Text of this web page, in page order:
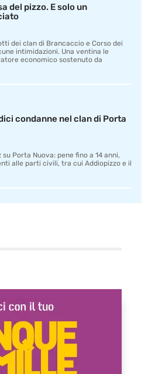
del pizzo. E solo un
dei clan di Brancaccio e Corso dei
intimidazioni. Una ventina le
economico sostenuto da
condanne nel clan di Porta
Porta Nuova: pene fino a 14 anni,
alle parti civili, tra cui Addiopizzo e il